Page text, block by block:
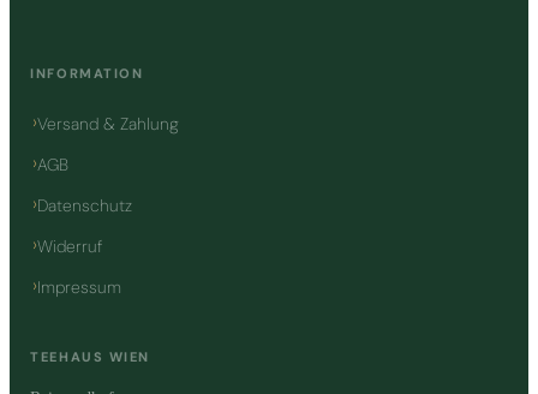
INFORMATION
Versand & Zahlung
AGB
Datenschutz
Widerruf
Impressum
TEEHAUS WIEN